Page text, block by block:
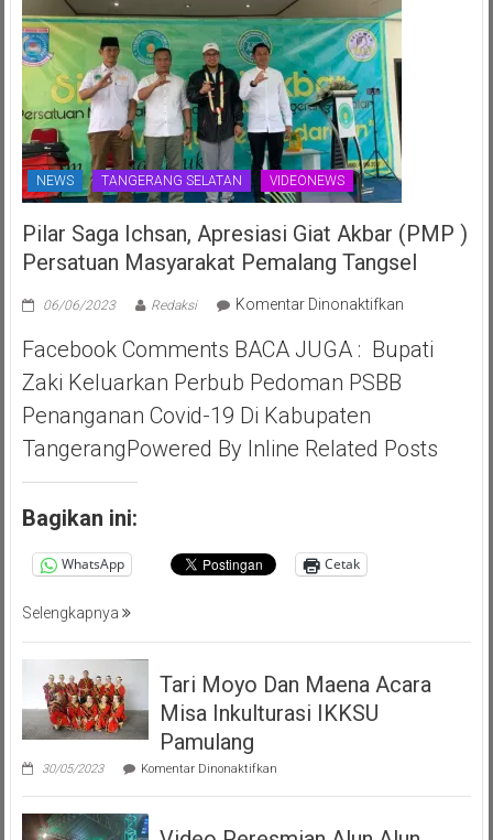
NEWS TANGERANG SELATAN VIDEONEWS
Pilar Saga Ichsan, Apresiasi Giat Akbar (PMP )
Persatuan Masyarakat Pemalang Tangsel
06/06/2023 Redaksi Komentar Dinonaktifkanpada
Saga
Akbar
Facebook Comments BACA JUGA : Bupati
Zaki Keluarkan Perbub Pedoman PSBB
Penanganan Covid-19 Di Kabupaten
TangerangPowered By Inline Related Posts
Bagikan ini:
WhatsApp Cetak
Selengkapnya
Tari Moyo Dan Maena Acara
Misa Inkulturasi IKKSU
Pamulang
30/05/2023 Komentar Dinonaktifkanpada
Moyo
Maena